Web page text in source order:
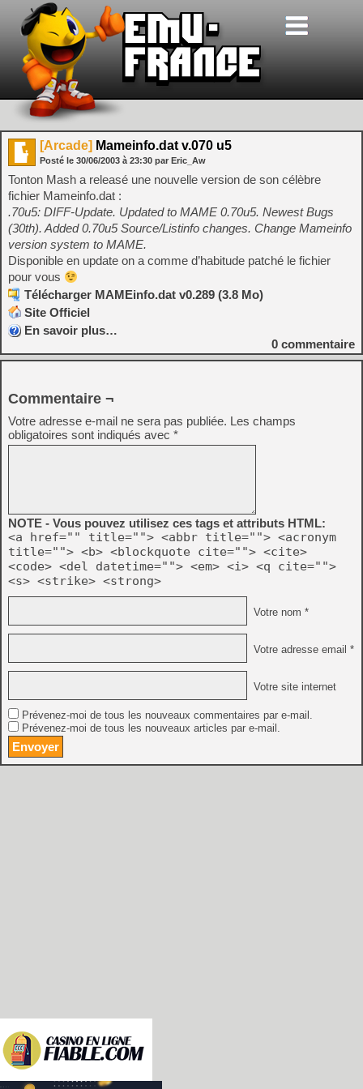
[Arcade] Mameinfo.dat v.070 u5
Posté le 30/06/2003 à 23:30 par Eric_Aw
Tonton Mash a releasé une nouvelle version de son célèbre
fichier Mameinfo.dat :
.70u5: DIFF-Update. Updated to MAME 0.70u5. Newest Bugs
(30th). Added 0.70u5 Source/Listinfo changes. Change Mameinfo
version system to MAME.
Disponible en update on a comme d’habitude patché le fichier
pour vous
Télécharger MAMEinfo.dat v0.289 (3.8 Mo)
Site Officiel
En savoir plus…
0 commentaire
Commentaire ¬
Votre adresse e-mail ne sera pas publiée. Les champs
obligatoires sont indiqués avec *
NOTE - Vous pouvez utilisez ces tags et attributs HTML:
<a href="" title=""> <abbr title=""> <acronym
title=""> <b> <blockquote cite=""> <cite>
<code> <del datetime=""> <em> <i> <q cite="">
<s> <strike> <strong>
Votre nom *
Votre adresse email *
Votre site internet
Prévenez-moi de tous les nouveaux commentaires par e-mail.
Prévenez-moi de tous les nouveaux articles par e-mail.